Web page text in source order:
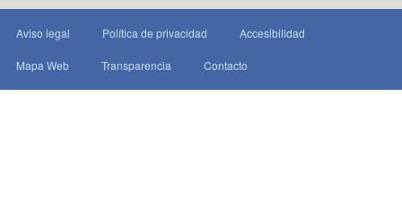
Aviso legal Política de privacidad Accesibilidad
Mapa Web Transparencia Contacto